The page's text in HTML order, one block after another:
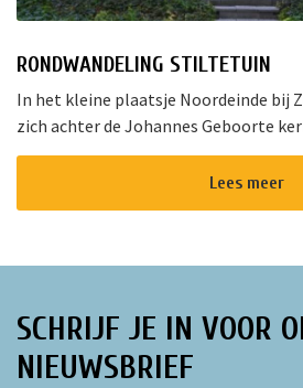
RONDWANDELING STILTETUIN
In het kleine plaatsje Noordeinde bij
zich achter de Johannes Geboorte
een stiltetuin. Deze grot is zes
Lees meer
SCHRIJF JE IN VOOR
NIEUWSBRIEF